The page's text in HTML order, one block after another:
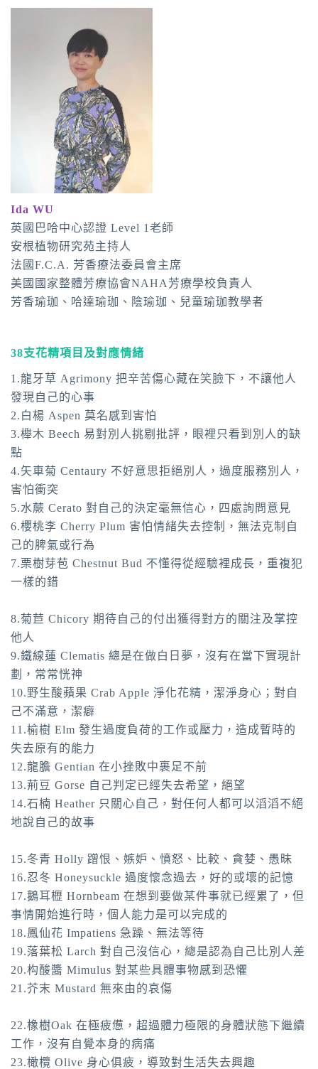
Ida WU
英國巴哈中心認證 Level 1老師
安根植物研究苑主持人
法國F.C.A. 芳香療法委員會主席
美國國家整體芳療協會NAHA芳療學校負責人
芳香瑜珈、哈達瑜珈、陰瑜珈、兒童瑜珈教學者
38支花精項目及對應情緒
1.龍牙草 Agrimony 把辛苦傷心藏在笑臉下，不讓他人
發現自己的心事
2.白楊 Aspen 莫名感到害怕
3.櫸木 Beech 易對別人挑剔批評，眼裡只看到別人的缺
點
4.矢車菊 Centaury 不好意思拒絕別人，過度服務別人，
害怕衝突
5.水蕨 Cerato 對自己的決定毫無信心，四處詢問意見
6.櫻桃李 Cherry Plum 害怕情緒失去控制，無法克制自
己的脾氣或行為
7.栗樹芽苞 Chestnut Bud 不懂得從經驗裡成長，重複犯
一樣的錯
8.菊苣 Chicory 期待自己的付出獲得對方的關注及掌控
他人
9.鐵線蓮 Clematis 總是在做白日夢，沒有在當下實現計
劃，常常恍神
10.野生酸蘋果 Crab Apple 淨化花精，潔淨身心；對自
己不滿意，潔癖
11.榆樹 Elm 發生過度負荷的工作或壓力，造成暫時的
失去原有的能力
12.龍膽 Gentian 在小挫敗中裹足不前
13.荊豆 Gorse 自己判定已經失去希望，絕望
14.石楠 Heather 只關心自己，對任何人都可以滔滔不絕
地說自己的故事
15.冬青 Holly 蹭恨、嫉妒、憤怒、比較、貪婪、愚昧
16.忍冬 Honeysuckle 過度懷念過去，好的或壞的記憶
17.鵝耳櫪 Hornbeam 在想到要做某件事就已經累了，但
事情開始進行時，個人能力是可以完成的
18.鳳仙花 Impatiens 急躁、無法等待
19.落葉松 Larch 對自己沒信心，總是認為自己比別人差
20.构酸醬 Mimulus 對某些具體事物感到恐懼
21.芥末 Mustard 無來由的哀傷
22.橡樹Oak 在極疲憊，超過體力極限的身體狀態下繼續
工作，沒有自覺本身的病痛
23.橄欖 Olive 身心俱疲，導致對生活失去興趣